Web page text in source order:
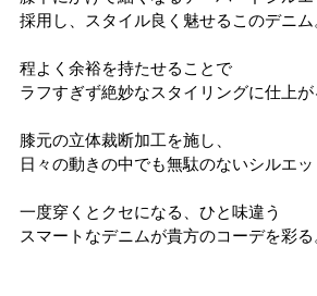
採用し、スタイル良く魅せるこのデニム
程よく余裕を持たせることで
ラフすぎず絶妙なスタイリングに仕上が
膝元の立体裁断加工を施し、
日々の動きの中でも無駄のないシルエッ
一度穿くとクセになる、ひと味違う
スマートなデニムが貴方のコーデを彩る